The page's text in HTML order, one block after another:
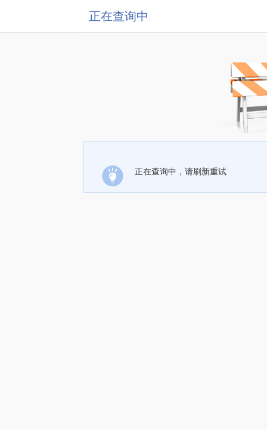
正在查询中
正在查询中，请刷新重试